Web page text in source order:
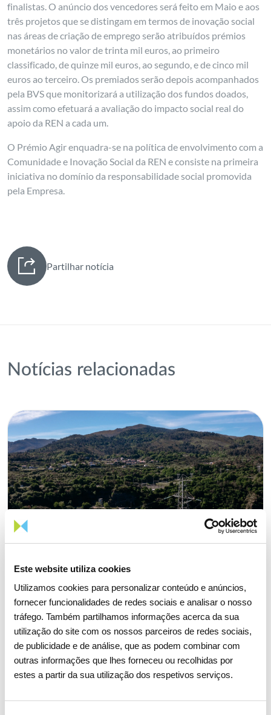
Este website utiliza cookies
Utilizamos cookies para personalizar conteúdo e anúncios,
fornecer funcionalidades de redes sociais e analisar o nosso
tráfego. Também partilhamos informações acerca da sua
utilização do site com os nossos parceiros de redes sociais,
de publicidade e de análise, que as podem combinar com
outras informações que lhes forneceu ou recolhidas por
estes a partir da sua utilização dos respetivos serviços.
finalistas. O anúncio dos vencedores será feito em Maio e aos
três projetos que se distingam em termos de inovação social
nas áreas de criação de emprego serão atribuídos prémios
monetários no valor de trinta mil euros, ao primeiro
classificado, de quinze mil euros, ao segundo, e de cinco mil
euros ao terceiro. Os premiados serão depois acompanhados
pela BVS que monitorizará a utilização dos fundos doados,
assim como efetuará a avaliação do impacto social real do
apoio da REN a cada um.
O Prémio Agir enquadra-se na política de envolvimento com a
Comunidade e Inovação Social da REN e consiste na primeira
iniciativa no domínio da responsabilidade social promovida
pela Empresa.
Partilhar notícia
Notícias relacionadas
05 AGOSTO 2026
Revista TIME volta a distinguir